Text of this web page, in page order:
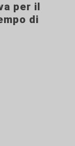
per il
di